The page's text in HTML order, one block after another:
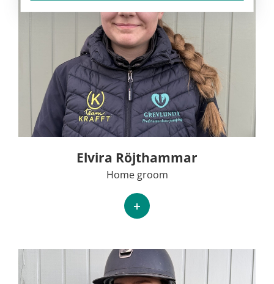
Elvira Röjthammar
Home groom
+